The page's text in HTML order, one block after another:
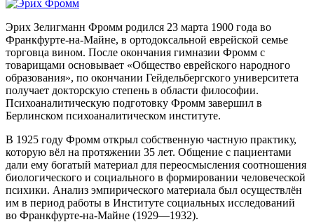
Эрих Зелигманн Фромм родился 23 марта 1900 года во
Франкфурте-на-Майне, в ортодоксальной еврейской семье
торговца вином. После окончания гимназии Фромм с
товарищами основывает «Общество еврейского народного
образования», по окончании Гейдельбергского университета
получает докторскую степень в области философии.
Психоаналитическую подготовку Фромм завершил в
Берлинском психоаналитическом институте.
В 1925 году Фромм открыл собственную частную практику,
которую вёл на протяжении 35 лет. Общение с пациентами
дали ему богатый материал для переосмысления соотношения
биологического и социального в формировании человеческой
психики. Анализ эмпирического материала был осуществлён
им в период работы в Институте социальных исследований
во Франкфурте-на-Майне (1929—1932).